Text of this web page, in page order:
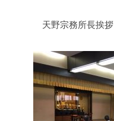
天野宗務所長挨拶